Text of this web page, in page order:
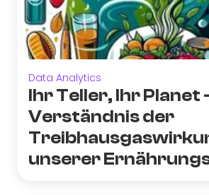
Data Analytics
Ihr Teller, Ihr Planet
Verständnis der
unserer